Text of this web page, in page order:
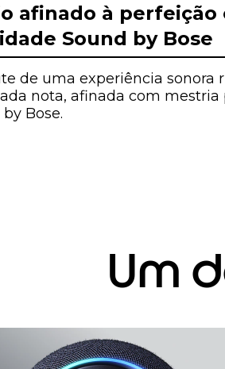
afinado à perfeição
Sound by Bose
de uma experiência sonora
nota, afinada com mestria
Bose.
Um